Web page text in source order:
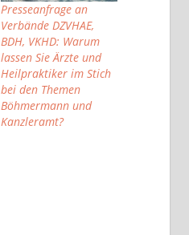
Presseanfrage an
Verbände DZVHAE,
BDH, VKHD: Warum
lassen Sie Ärzte und
Heilpraktiker im Stich
bei den Themen
Böhmermann und
Kanzleramt?